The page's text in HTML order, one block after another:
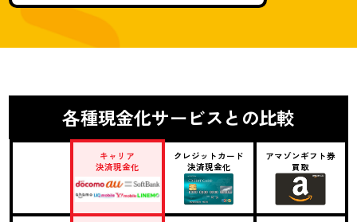
各種現金化サービスとの比較
キャリア
決済現金化
クレジットカード
決済現金化
アマゾンギフト券
買取